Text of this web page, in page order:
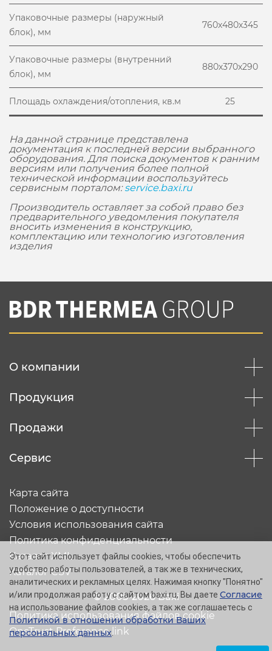
Упаковочные размеры (наружный
блок), мм
760х480х345
Упаковочные размеры (внутренний
блок), мм
880х370х290
Площадь охлаждения/отопления, кв.м 25
На данной странице представлена
документация к последней версии выбранного
оборудования. Для поиска документов к ранним
версиям или получения более полной
технической информации воспользуйтесь
сервисным порталом:service.baxi.ru
Производитель оставляет за собой право без
предварительного уведомления покупателя
вносить изменения в конструкцию,
комплектацию или технологию изготовления
изделия
О компании
Продукция
Продажи
Сервис
© 2005-2026 Baxi
Карта сайта
Положение о доступности
Условия использования сайта
Политика конфиденциальности
Каталог XML
Каталог CSV
Политика использования файлов cookie
OneTrust Preference link
Этот сайт использует файлы cookies, чтобы обеспечить
удобство работы пользователей, а так же в технических,
аналитических и рекламных целях. Нажимая кнопку "Понятно"
и/или продолжая работу с сайтом baxi.ru, Вы даете Согласие
на использование файлов cookies, а так же соглашаетесь с
Политикой в отношении обработки Ваших
персональных данных.